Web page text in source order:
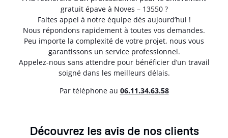
gratuit épave à Noves – 13550 ?
Faites appel à notre équipe dès aujourd’hui !
Nous répondons rapidement à toutes vos demandes.
Peu importe la complexité de votre projet, nous vous
garantissons un service professionnel.
Appelez-nous sans attendre pour bénéficier d’un travail
soigné dans les meilleurs délais.
Par téléphone au 06.11.34.63.58
Découvrez les avis de nos clients